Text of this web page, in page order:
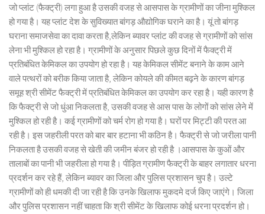
जो प्लांट (फैक्ट्री) लगा हुआ है उसकी वजह से आसपास के ग्रामीणों का जीना मुश्किल
हो गया है। यह प्लांट देश के सुविख्यात बांगड़ औद्योगिक घराने का है। यूं तो बांगड़
घराना समाजसेवा का दावा करता है,लेकिन ब्यावर प्लांट की वजह से ग्रामीणों को सांस
लेना भी मुश्किल हो रहा है। ग्रामीणों के अनुसार पिछले कुछ दिनों में फैक्ट्री में
प्रतिबंधित केमिकल का उपयोग हो रहा है। यह केमिकल सीमेंट बनाने के काम आने
वाले पत्थरों को बरीक किया जाता है, लेकिन कोयले की कीमत बढ़ने के कारण बांगड़
समूह श्री सीमेंट फैक्ट्री में प्रतिबंधित केमिकल का उपयोग कर रहा है। यही कारण है
कि फैक्ट्री से जो धुंआ निकलता है, उसकी वजह से आस पास के लोगों को सांस लेने में
मुश्किल हो रही है। कई ग्रामीणों को चर्म रोग हो गया है। घरों पर मिट्टी की परत आ
रही है। इस जहरीली परत को बार बार हटाना भी कठिन है। फैक्ट्री से जो जरीला पानी
निकलता है उसकी वजह से खेती की जमीन बंजर हो रही है ।आसपास के कुओं और
तालाबों का पानी भी जहरीला हो गया है। पीड़ित ग्रामीण फैक्ट्री के बाहर लगातार धरना
प्रदर्शन कर रहे हैं, लेकिन ब्यावर का जिला और पुलिस प्रशासन चुप है। उल्टे
ग्रामीणों को ही धमकी दी जा रही है कि उनके खिलाफ मुकदमे दर्ज किए जाएंगे। जिला
और पुलिस प्रशासन नहीं चाहता कि श्री सीमेंट के खिलाफ कोई धरना प्रदर्शन हो।